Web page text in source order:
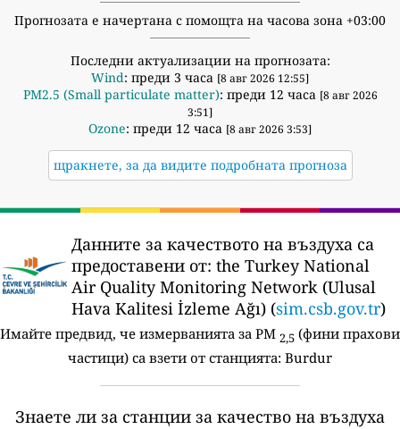
Прогнозата е начертана с помощта на часова зона +03:00
Последни актуализации на прогнозата:
Wind: преди 3 часа [8 авг 2026 12:55]
PM2.5 (Small particulate matter): преди 12 часа [8 авг 2026
3:51]
Ozone: преди 12 часа [8 авг 2026 3:53]
щракнете, за да видите подробната прогноза
Данните за качеството на въздуха са
предоставени от: the Turkey National
Air Quality Monitoring Network (Ulusal
Hava Kalitesi İzleme Ağı) (sim.csb.gov.tr)
Имайте предвид, че измерванията за PM 2,5 (фини прахови
частици) са взети от станцията: Burdur
Знаете ли за станции за качество на въздуха